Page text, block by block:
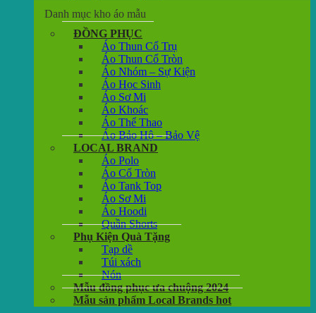
Danh mục kho áo mẫu
ĐỒNG PHỤC
Áo Thun Cổ Trụ
Áo Thun Cổ Tròn
Áo Nhóm – Sự Kiện
Áo Học Sinh
Áo Sơ Mi
Áo Khoác
Áo Thể Thao
Áo Bảo Hộ – Bảo Vệ
LOCAL BRAND
Áo Polo
Áo Cổ Tròn
Áo Tank Top
Áo Sơ Mi
Áo Hoodi
Quần Shorts
Phụ Kiện Quà Tặng
Tạp dề
Túi xách
Nón
Mẫu đồng phục ưa chuộng 2024
Mẫu sản phẩm Local Brands hot